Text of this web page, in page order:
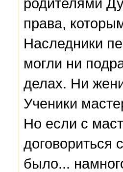
права,
Наследники
могли ни
делах. Ни
Ученики
Но если с
было...